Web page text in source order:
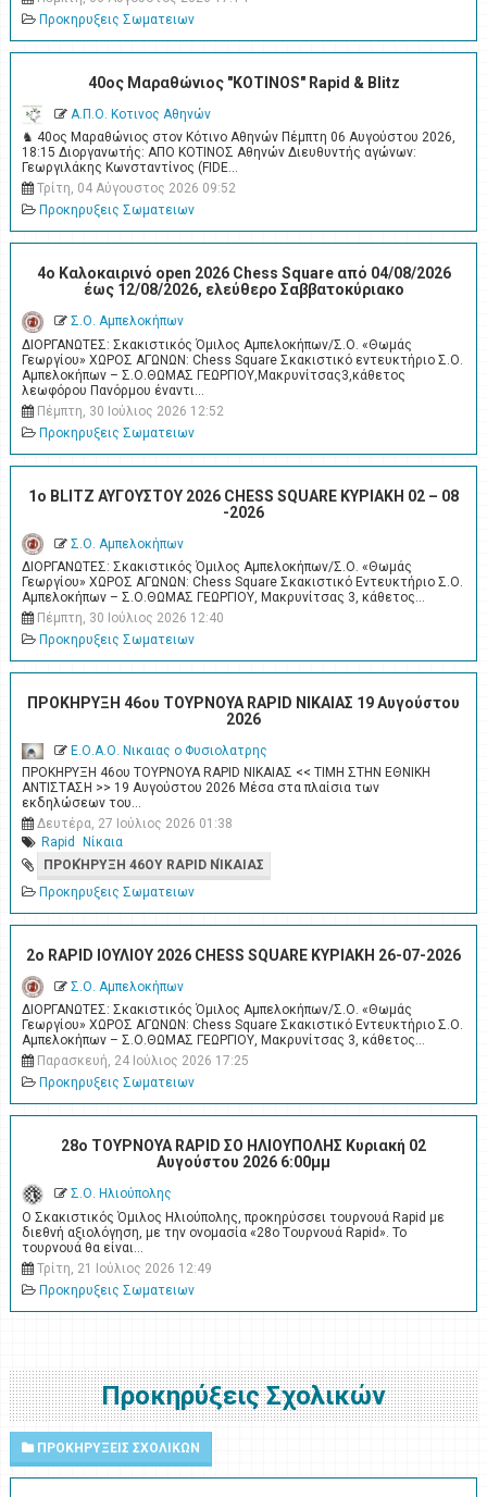
Προκηρυξεις Σωματειων
40ος Μαραθώνιος "KOTINOS" Rapid & Blitz
Α.Π.Ο. Κοτινος Αθηνών
♞ 40ος Μαραθώνιος στον Κότινο Αθηνών Πέμπτη 06 Αυγούστου 2026,
18:15 Διοργανωτής: ΑΠΟ ΚΟΤΙΝΟΣ Αθηνών Διευθυντής αγώνων:
Γεωργιλάκης Κωνσταντίνος (FIDE…
Τρίτη, 04 Αύγουστος 2026 09:52
Προκηρυξεις Σωματειων
4o Καλοκαιρινό open 2026 Chess Square από 04/08/2026
έως 12/08/2026, ελεύθερο Σαββατοκύριακο
Σ.Ο. Αμπελοκήπων
ΔΙΟΡΓΑΝΩΤΕΣ: Σκακιστικός Όμιλος Αμπελοκήπων/Σ.Ο. «Θωμάς
Γεωργίου» ΧΩΡΟΣ ΑΓΩΝΩΝ: Chess Square Σκακιστικό εντευκτήριο Σ.Ο.
Αμπελοκήπων – Σ.Ο.ΘΩΜΑΣ ΓΕΩΡΓΙΟΥ,Μακρυνίτσας3,κάθετος
λεωφόρου Πανόρμου έναντι…
Πέμπτη, 30 Ιούλιος 2026 12:52
Προκηρυξεις Σωματειων
1ο BLITZ ΑΥΓΟΥΣΤΟΥ 2026 CHESS SQUARE ΚΥΡΙΑΚΗ 02 – 08
-2026
Σ.Ο. Αμπελοκήπων
ΔΙΟΡΓΑΝΩΤΕΣ: Σκακιστικός Όμιλος Αμπελοκήπων/Σ.Ο. «Θωμάς
Γεωργίου» ΧΩΡΟΣ ΑΓΩΝΩΝ: Chess Square Σκακιστικό Εντευκτήριο Σ.Ο.
Αμπελοκήπων – Σ.Ο.ΘΩΜΑΣ ΓΕΩΡΓΙΟΥ, Μακρυνίτσας 3, κάθετος…
Πέμπτη, 30 Ιούλιος 2026 12:40
Προκηρυξεις Σωματειων
ΠΡΟΚΗΡΥΞΗ 46ου ΤΟΥΡΝΟΥΑ RAPID ΝΙΚΑΙΑΣ 19 Αυγούστου
2026
Ε.Ο.Α.Ο. Νικαιας ο Φυσιολατρης
ΠΡΟΚΗΡΥΞΗ 46ου ΤΟΥΡΝΟΥΑ RAPID ΝΙΚΑΙΑΣ << ΤΙΜΗ ΣΤΗΝ ΕΘΝΙΚΗ
ΑΝΤΙΣΤΑΣΗ >> 19 Αυγούστου 2026 Μέσα στα πλαίσια των
εκδηλώσεων του…
Δευτέρα, 27 Ιούλιος 2026 01:38
Rapid
Νίκαια
ΠΡΟΚΉΡΥΞΗ 46ΟΥ RAPID ΝΊΚΑΙΑΣ
Προκηρυξεις Σωματειων
2o RAPID ΙΟΥΛΙΟΥ 2026 CHESS SQUARE ΚΥΡΙΑΚΗ 26-07-2026
Σ.Ο. Αμπελοκήπων
ΔΙΟΡΓΑΝΩΤΕΣ: Σκακιστικός Όμιλος Αμπελοκήπων/Σ.Ο. «Θωμάς
Γεωργίου» ΧΩΡΟΣ ΑΓΩΝΩΝ: Chess Square Σκακιστικό Εντευκτήριο Σ.Ο.
Αμπελοκήπων – Σ.Ο.ΘΩΜΑΣ ΓΕΩΡΓΙΟΥ, Μακρυνίτσας 3, κάθετος…
Παρασκευή, 24 Ιούλιος 2026 17:25
Προκηρυξεις Σωματειων
28ο ΤΟΥΡΝΟΥΑ RAPID ΣΟ ΗΛΙΟΥΠΟΛΗΣ Κυριακή 02
Αυγούστου 2026 6:00μμ
Σ.Ο. Ηλιούπολης
Ο Σκακιστικός Όμιλος Ηλιούπολης, προκηρύσσει τουρνουά Rapid με
διεθνή αξιολόγηση, με την ονομασία «28ο Tουρνουά Rapid». Το
τουρνουά θα είναι…
Τρίτη, 21 Ιούλιος 2026 12:49
Προκηρυξεις Σωματειων
Προκηρύξεις Σχολικών
ΠΡΟΚΗΡΥΞΕΙΣ ΣΧΟΛΙΚΩΝ